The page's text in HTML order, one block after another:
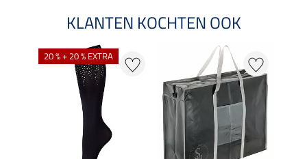
KLANTEN KOCHTEN OOK
20 % + 20 % EXTRA